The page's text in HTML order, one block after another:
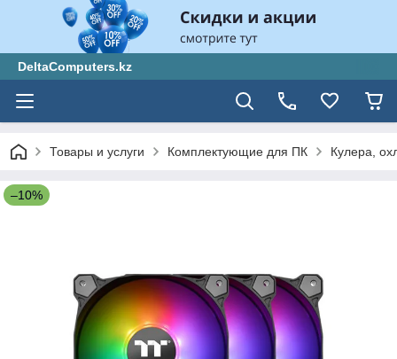
DeltaComputers.kz
Товары и услуги Комплектующие для ПК Кулера,
–10%